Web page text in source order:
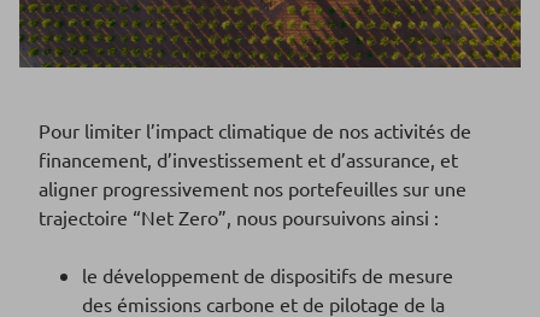
Pour limiter l’impact climatique de nos activités de
financement, d’investissement et d’assurance, et
aligner progressivement nos portefeuilles sur une
trajectoire “Net Zero”, nous poursuivons ainsi :
le développement de dispositifs de mesure
des émissions carbone et de pilotage de la